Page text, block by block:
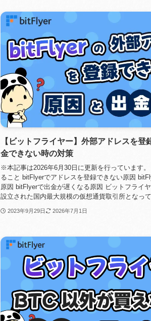
【ビットフライヤー】外部アドレスを登
金できない時の対策
※本記事は2026年6月30日に更新を行っています
ること bitFlyerでアドレスを登録できない原因
原因 bitFlyerで出金が遅くなる原因 ビットフライ
設立された国内最大規模の仮想通貨取引所となっ
2023年9月29日 2026年7月1日